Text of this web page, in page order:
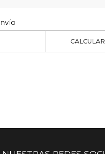
CALCULAR